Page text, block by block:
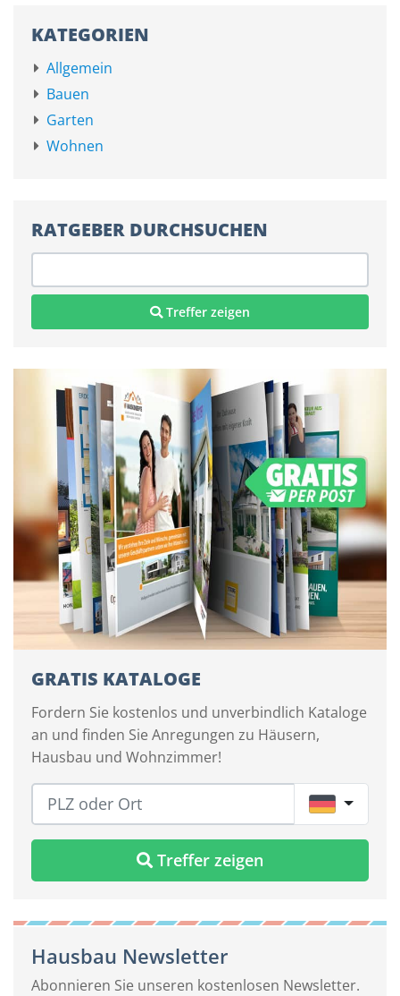
KATEGORIEN
Allgemein
Bauen
Garten
Wohnen
RATGEBER DURCHSUCHEN
Treffer zeigen
GRATIS KATALOGE
Fordern Sie kostenlos und unverbindlich Kataloge
an und finden Sie Anregungen zu Häusern,
Hausbau und Wohnzimmer!
DE
Treffer zeigen
Hausbau Newsletter
Abonnieren Sie unseren kostenlosen Newsletter.